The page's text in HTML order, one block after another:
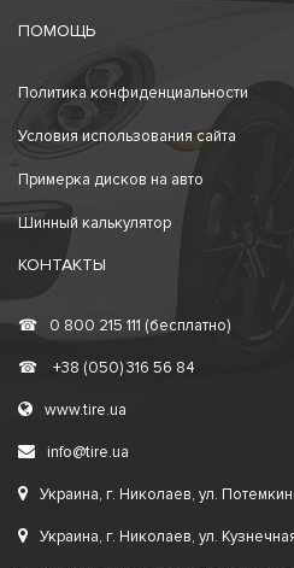
ПОМОЩЬ
Политика конфиденциальности
Условия использования сайта
Примерка дисков на авто
Шинный калькулятор
КОНТАКТЫ
☎ 0 800 215 111 (бесплатно)
☎ +38 (050) 316 56 84
www.tire.ua
info@tire.ua
Украина, г. Николаев, ул.
Украина, г. Николаев, ул.